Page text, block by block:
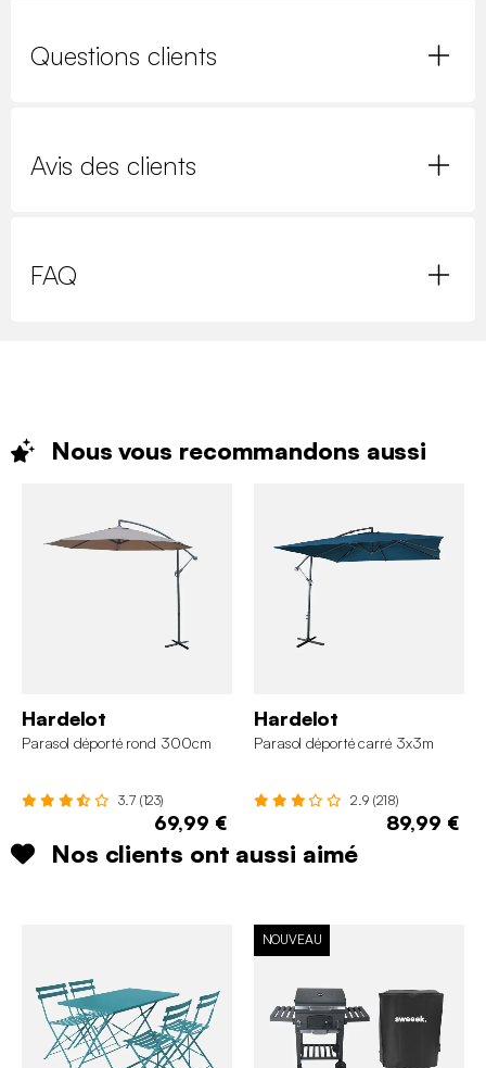
Questions clients
Avis des clients
FAQ
Nous vous recommandons aussi
Hardelot
Parasol déporté rond 300cm
3.7 (123)
69,99 €
Hardelot
Parasol déporté carré 3x3m
2.9 (218)
89,99 €
Nos clients ont aussi aimé
NOUVEAU